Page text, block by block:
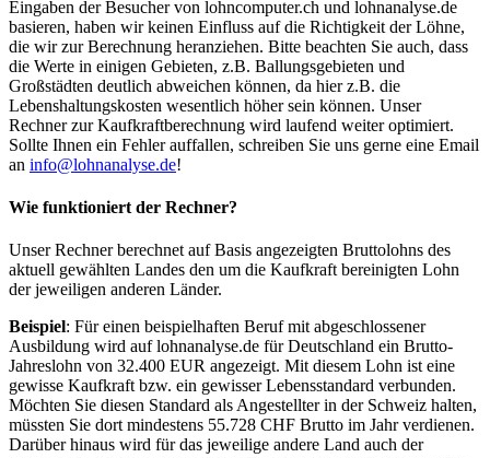
Eingaben der Besucher von lohncomputer.ch und lohnanalyse.de
basieren, haben wir keinen Einfluss auf die Richtigkeit der Löhne,
die wir zur Berechnung heranziehen. Bitte beachten Sie auch, dass
die Werte in einigen Gebieten, z.B. Ballungsgebieten und
Großstädten deutlich abweichen können, da hier z.B. die
Lebenshaltungskosten wesentlich höher sein können. Unser
Rechner zur Kaufkraftberechnung wird laufend weiter optimiert.
Sollte Ihnen ein Fehler auffallen, schreiben Sie uns gerne eine Email
an info@lohnanalyse.de!
Wie funktioniert der Rechner?
Unser Rechner berechnet auf Basis angezeigten Bruttolohns des
aktuell gewählten Landes den um die Kaufkraft bereinigten Lohn
der jeweiligen anderen Länder.
Beispiel: Für einen beispielhaften Beruf mit abgeschlossener
Ausbildung wird auf lohnanalyse.de für Deutschland ein Brutto-
Jahreslohn von 32.400 EUR angezeigt. Mit diesem Lohn ist eine
gewisse Kaufkraft bzw. ein gewisser Lebensstandard verbunden.
Möchten Sie diesen Standard als Angestellter in der Schweiz halten,
müssten Sie dort mindestens 55.728 CHF Brutto im Jahr verdienen.
Darüber hinaus wird für das jeweilige andere Land auch der